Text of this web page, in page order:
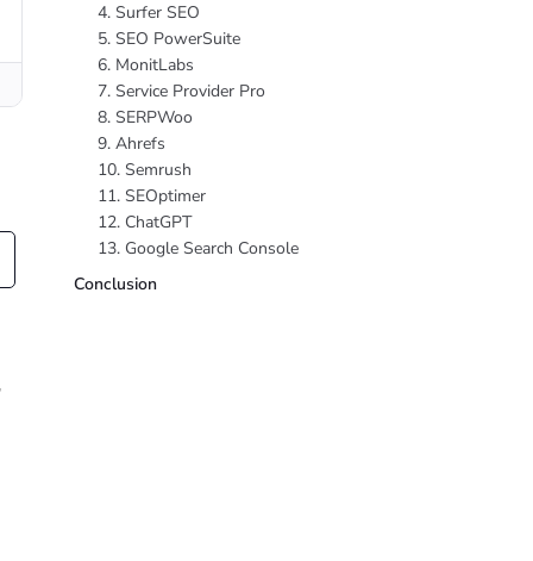
4. Surfer SEO
5. SEO PowerSuite
6. MonitLabs
7. Service Provider Pro
8. SERPWoo
9. Ahrefs
10. Semrush
11. SEOptimer
12. ChatGPT
13. Google Search Console
Conclusion